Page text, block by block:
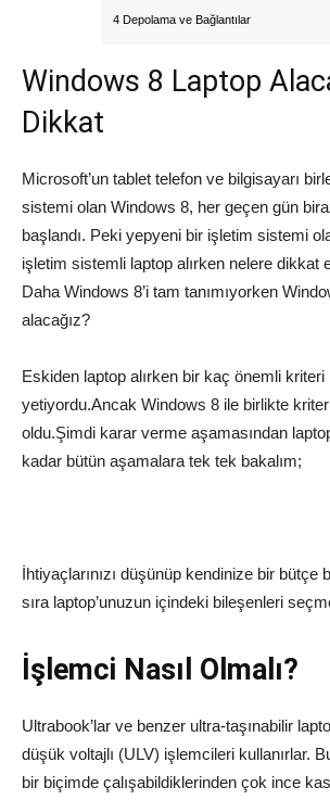
4 Depolama ve Bağlantılar
Windows 8 Laptop
Dikkat
Microsoft’un tablet telefon ve bilgisayarı
sistemi olan Windows 8, her geçen gün
başlandı. Peki yepyeni bir işletim sistemi
işletim sistemli laptop alırken nelere dikkat
Daha Windows 8’i tam tanımıyorken
alacağız?
Eskiden laptop alırken bir kaç önemli kriteri
yetiyordu.Ancak Windows 8 ile birlikte
oldu.Şimdi karar verme aşamasından
kadar bütün aşamalara tek tek bakalım;
İhtiyaçlarınızı düşünüp kendinize bir bütçe
sıra laptop’unuzun içindeki bileşenleri
İşlemci Nasıl Olmalı?
Ultrabook’lar ve benzer ultra-taşınabilir
düşük voltajlı (ULV) işlemcileri kullanırlar.
bir biçimde çalışabildiklerinden çok ince